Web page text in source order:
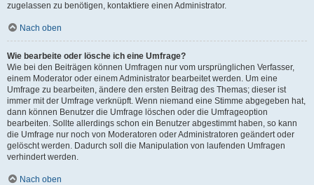
zugelassen zu benötigen, kontaktiere einen Administrator.
Nach oben
Wie bearbeite oder lösche ich eine Umfrage?
Wie bei den Beiträgen können Umfragen nur vom ursprünglichen Verfasser,
einem Moderator oder einem Administrator bearbeitet werden. Um eine
Umfrage zu bearbeiten, ändere den ersten Beitrag des Themas; dieser ist
immer mit der Umfrage verknüpft. Wenn niemand eine Stimme abgegeben hat,
dann können Benutzer die Umfrage löschen oder die Umfrageoption
bearbeiten. Sollte allerdings schon ein Benutzer abgestimmt haben, so kann
die Umfrage nur noch von Moderatoren oder Administratoren geändert oder
gelöscht werden. Dadurch soll die Manipulation von laufenden Umfragen
verhindert werden.
Nach oben